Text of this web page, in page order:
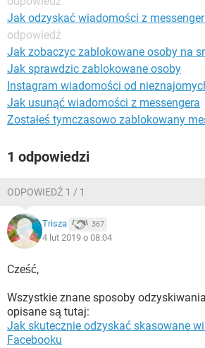
Jak odzyskać wiadomości z
odpowiedź
Jak zobaczyc zablokowane osoby na
Jak sprawdzic zablokowane osoby
Instagram wiadomości od
Jak usunąć wiadomości z messengera
Zostałeś tymczasowo zablokowany
1 odpowiedzi
ODPOWIEDŹ 1 / 1
Trisza 367
4 lut 2019 o 08:04
Cześć,
Wszystkie znane sposoby
opisane są tutaj:
Jak skutecznie odzyskać skasowane
Facebooku